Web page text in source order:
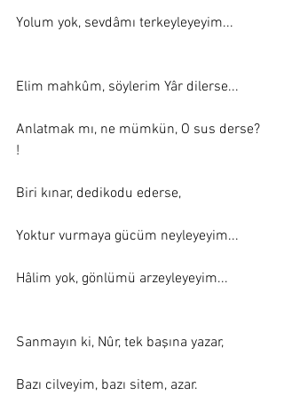
Yolum yok, sevdâmı terkeyleyeyim...
Elim mahkûm, söylerim Yâr dilerse...
Anlatmak mı, ne mümkün, O sus derse?
!
Biri kınar, dedikodu ederse,
Yoktur vurmaya gücüm neyleyeyim...
Hâlim yok, gönlümü arzeyleyeyim...
Sanmayın ki, Nûr, tek başına yazar,
Bazı cilveyim, bazı sitem, azar.